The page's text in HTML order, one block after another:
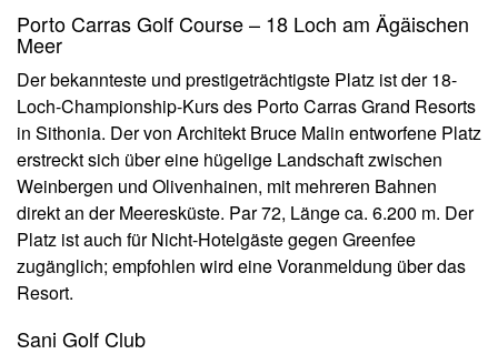
Porto Carras Golf Course – 18 Loch am Ägäischen
Meer
Der bekannteste und prestigeträchtigste Platz ist der 18-
Loch-Championship-Kurs des Porto Carras Grand Resorts
in Sithonia. Der von Architekt Bruce Malin entworfene Platz
erstreckt sich über eine hügelige Landschaft zwischen
Weinbergen und Olivenhainen, mit mehreren Bahnen
direkt an der Meeresküste. Par 72, Länge ca. 6.200 m. Der
Platz ist auch für Nicht-Hotelgäste gegen Greenfee
zugänglich; empfohlen wird eine Voranmeldung über das
Resort.
Sani Golf Club